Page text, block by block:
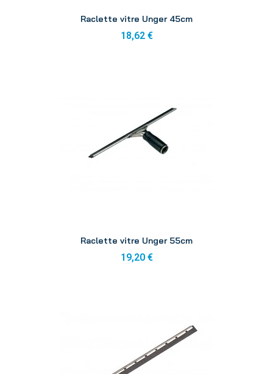
Raclette vitre Unger 45cm
18,62 €
Raclette vitre Unger 55cm
19,20 €